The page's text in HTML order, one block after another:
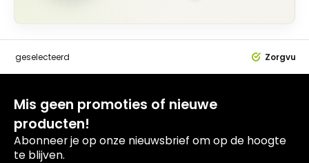
geselecteerd
Mis geen promoties of nieuwe
producten!
Abonneer je op onze nieuwsbrief om op de hoogte
te blijven.